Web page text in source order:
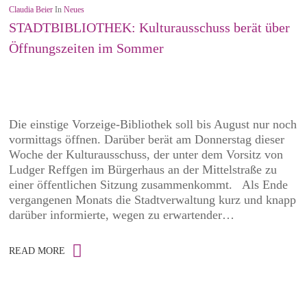
Claudia Beier InNeues
STADTBIBLIOTHEK: Kulturausschuss berät über
Öffnungszeiten im Sommer
Die einstige Vorzeige-Bibliothek soll bis August nur noch
vormittags öffnen. Darüber berät am Donnerstag dieser
Woche der Kulturausschuss, der unter dem Vorsitz von
Ludger Reffgen im Bürgerhaus an der Mittelstraße zu
einer öffentlichen Sitzung zusammenkommt. Als Ende
vergangenen Monats die Stadtverwaltung kurz und knapp
darüber informierte, wegen zu erwartender…
READ MORE